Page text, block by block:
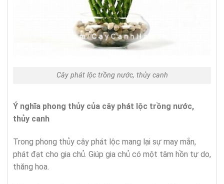
Cây phát lộc trồng nước, thủy canh
Ý nghĩa phong thủy của cây phát lộc trồng nước,
thủy canh
Trong phong thủy cây phát lộc mang lại sự may mắn,
phát đạt cho gia chủ. Giúp gia chủ có một tâm hồn tự do,
thăng hoa.